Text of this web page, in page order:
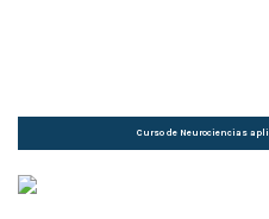
Curso de Neurociencias